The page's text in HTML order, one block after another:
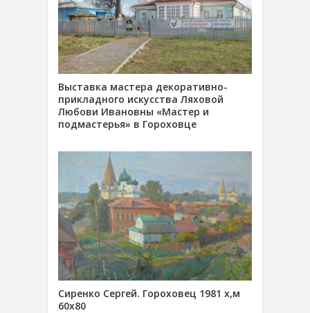
Выставка мастера декоративно-
прикладного искусства Ляховой
Любови Ивановны «Мастер и
подмастерья» в Гороховце
Сиренко Сергей. Гороховец 1981 х,м
60х80